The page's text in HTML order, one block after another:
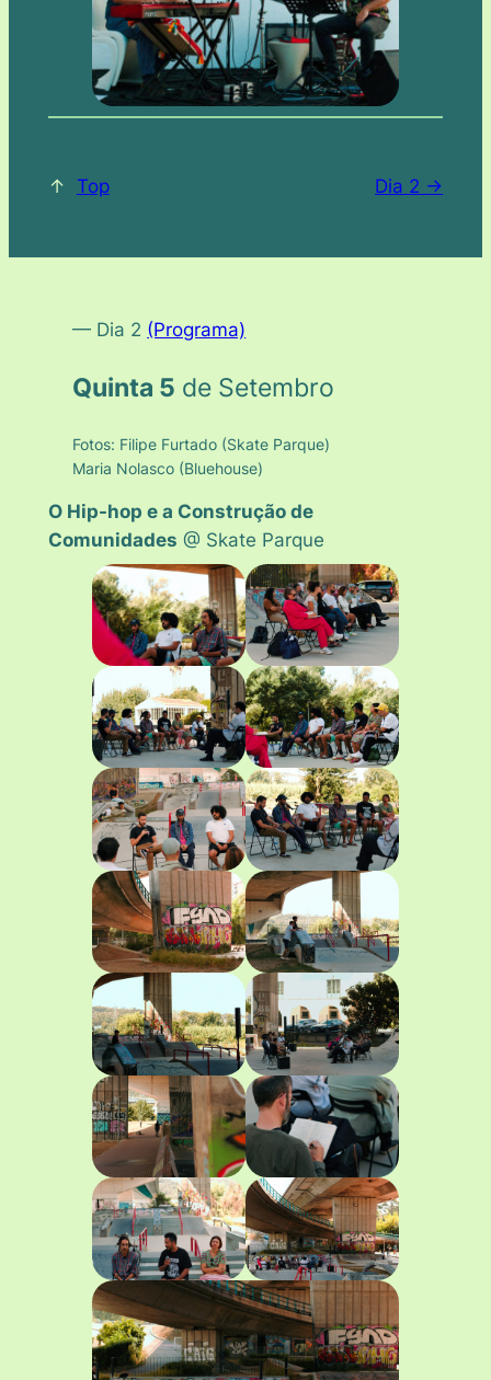
↑ Top Dia 2 ->
— Dia 2 (Programa)
Quinta 5 de Setembro
Fotos: Filipe Furtado (Skate Parque)
Maria Nolasco (Bluehouse)
O Hip-hop e a Construção de
Comunidades @ Skate Parque